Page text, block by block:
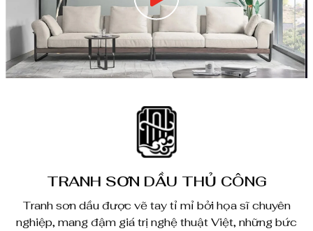
TRANH SƠN DẦU THỦ CÔNG
Tranh sơn dầu được vẽ tay tỉ mỉ bởi họa sĩ chuyên
nghiệp, mang đậm giá trị nghệ thuật Việt, những bức